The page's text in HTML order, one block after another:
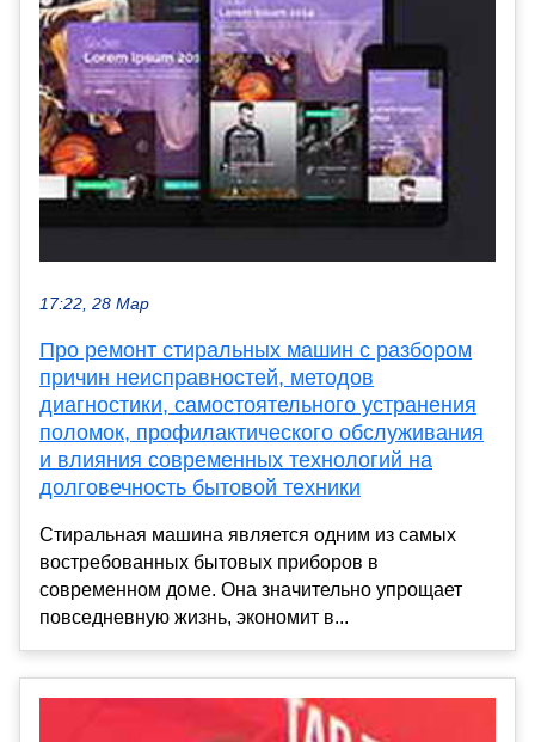
17:22, 28 Мар
Про ремонт стиральных машин с разбором
причин неисправностей, методов
диагностики, самостоятельного устранения
поломок, профилактического обслуживания
и влияния современных технологий на
долговечность бытовой техники
Стиральная машина является одним из самых
востребованных бытовых приборов в
современном доме. Она значительно упрощает
повседневную жизнь, экономит в...